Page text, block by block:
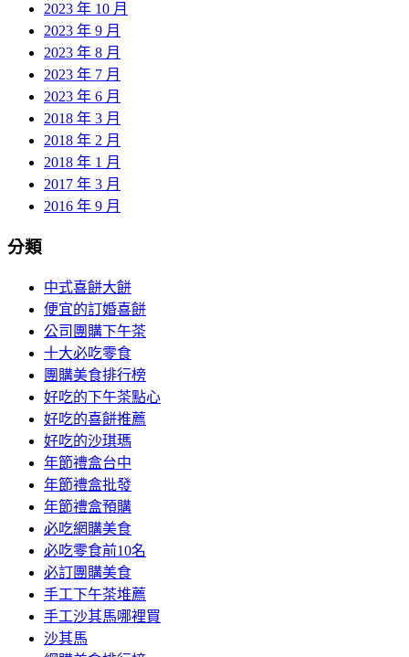
2023 年 10 月
2023 年 9 月
2023 年 8 月
2023 年 7 月
2023 年 6 月
2018 年 3 月
2018 年 2 月
2018 年 1 月
2017 年 3 月
2016 年 9 月
分類
中式喜餅大餅
便宜的訂婚喜餅
公司團購下午茶
十大必吃零食
團購美食排行榜
好吃的下午茶點心
好吃的喜餅推薦
好吃的沙琪瑪
年節禮盒台中
年節禮盒批發
年節禮盒預購
必吃網購美食
必吃零食前10名
必訂團購美食
手工下午茶堆薦
手工沙其馬哪裡買
沙其馬